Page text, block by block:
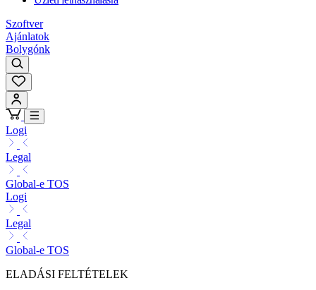
Szoftver
Ajánlatok
Bolygónk
Logi
Legal
Global-e TOS
Logi
Legal
Global-e TOS
ELADÁSI FELTÉTELEK